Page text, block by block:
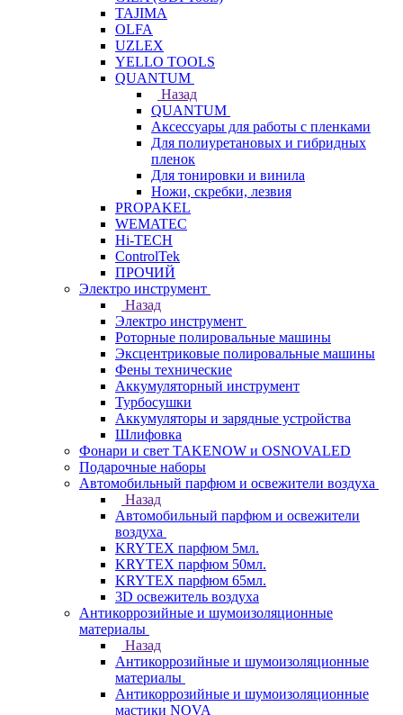
TAJIMA
OLFA
UZLEX
YELLO TOOLS
QUANTUM
Назад
QUANTUM
Аксессуары для работы с пленками
Для полиуретановых и гибридных
пленок
Для тонировки и винила
Ножи, скребки, лезвия
PROPAKEL
WEMATEC
Hi-TECH
ControlTek
ПРОЧИЙ
Электро инструмент
Назад
Электро инструмент
Роторные полировальные машины
Эксцентриковые полировальные машины
Фены технические
Аккумуляторный инструмент
Турбосушки
Аккумуляторы и зарядные устройства
Шлифовка
Фонари и свет TAKENOW и OSNOVALED
Подарочные наборы
Автомобильный парфюм и освежители воздуха
Назад
Автомобильный парфюм и освежители
воздуха
KRYTEX парфюм 5мл.
KRYTEX парфюм 50мл.
KRYTEX парфюм 65мл.
3D освежитель воздуха
Антикоррозийные и шумоизоляционные
материалы
Назад
Антикоррозийные и шумоизоляционные
материалы
Антикоррозийные и шумоизоляционные
мастики NOVA